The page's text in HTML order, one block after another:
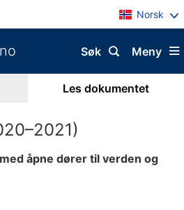
Norsk
Meny
Søk
Les dokumentet
åpne dører til verden og